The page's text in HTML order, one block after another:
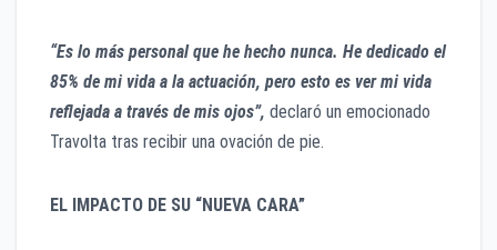
“Es lo más personal que he hecho nunca. He dedicado el
85% de mi vida a la actuación, pero esto es ver mi vida
reflejada a través de mis ojos”, declaró un emocionado
Travolta tras recibir una ovación de pie.
EL IMPACTO DE SU “NUEVA CARA”